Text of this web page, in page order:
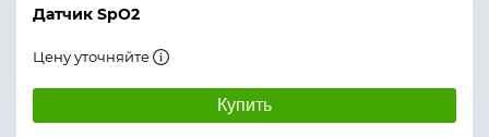
Датчик SpO2
Цену уточняйте
Купить